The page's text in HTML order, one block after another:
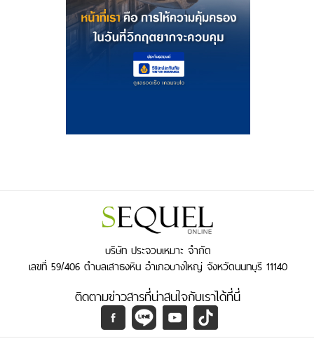
บริษัท ประจวบเหมาะ จำกัด
เลขที่ 59/406 ตำบลเสาธงหิน อำเภอบางใหญ่ จังหวัดนนทบุรี 11140
ติดตามข่าวสารที่น่าสนใจกับเราได้ที่นี่